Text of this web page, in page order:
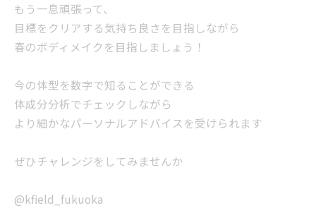
もう一息頑張って、
目標をクリアする気持ち良さを目指しながら
春のボディメイクを目指しましょう！
今の体型を数字で知ることができる
体成分分析でチェックしながら
より細かなパーソナルアドバイスを受けられます
ぜひチャレンジをしてみませんか
@kfield_fukuoka